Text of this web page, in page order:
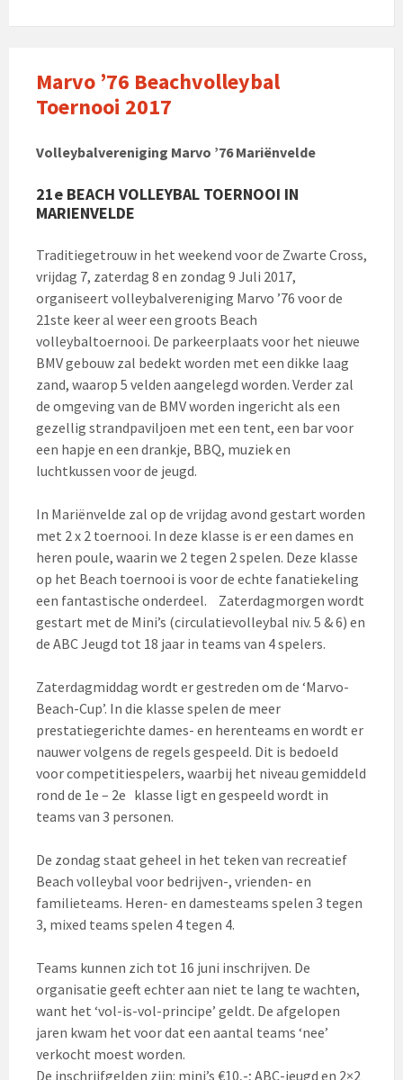
Marvo ’76 Beachvolleybal
Toernooi 2017
Volleybalvereniging Marvo ’76 Mariënvelde
21e BEACH VOLLEYBAL TOERNOOI IN
MARIENVELDE
Traditiegetrouw in het weekend voor de Zwarte Cross,
vrijdag 7, zaterdag 8 en zondag 9 Juli 2017,
organiseert volleybalvereniging Marvo ’76 voor de
21ste keer al weer een groots Beach
volleybaltoernooi. De parkeerplaats voor het nieuwe
BMV gebouw zal bedekt worden met een dikke laag
zand, waarop 5 velden aangelegd worden. Verder zal
de omgeving van de BMV worden ingericht als een
gezellig strandpaviljoen met een tent, een bar voor
een hapje en een drankje, BBQ, muziek en
luchtkussen voor de jeugd.
In Mariënvelde zal op de vrijdag avond gestart worden
met 2 x 2 toernooi. In deze klasse is er een dames en
heren poule, waarin we 2 tegen 2 spelen. Deze klasse
op het Beach toernooi is voor de echte fanatiekeling
een fantastische onderdeel. Zaterdagmorgen wordt
gestart met de Mini’s (circulatievolleybal niv. 5 & 6) en
de ABC Jeugd tot 18 jaar in teams van 4 spelers.
Zaterdagmiddag wordt er gestreden om de ‘Marvo-
Beach-Cup’. In die klasse spelen de meer
prestatiegerichte dames- en herenteams en wordt er
nauwer volgens de regels gespeeld. Dit is bedoeld
voor competitiespelers, waarbij het niveau gemiddeld
rond de 1e – 2e klasse ligt en gespeeld wordt in
teams van 3 personen.
De zondag staat geheel in het teken van recreatief
Beach volleybal voor bedrijven-, vrienden- en
familieteams. Heren- en damesteams spelen 3 tegen
3, mixed teams spelen 4 tegen 4.
Teams kunnen zich tot 16 juni inschrijven. De
organisatie geeft echter aan niet te lang te wachten,
want het ‘vol-is-vol-principe’ geldt. De afgelopen
jaren kwam het voor dat een aantal teams ‘nee’
verkocht moest worden.
De inschrijfgelden zijn: mini’s €10,-; ABC-jeugd en 2×2